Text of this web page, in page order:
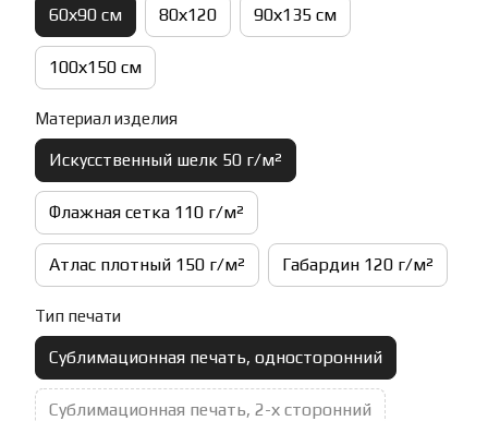
60х90 см 80х120 90х135 см
100х150 см
Материал изделия
Искусственный шелк 50 г/м²
Флажная сетка 110 г/м²
Атлас плотный 150 г/м² Габардин 120 г/м²
Тип печати
Сублимационная печать, односторонний
Сублимационная печать, 2-х сторонний